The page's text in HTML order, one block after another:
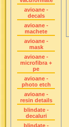
avioane -
decals
avioane -
machete
avioane -
mask
avioane -
microfibra +
pe
avioane -
photo etch
avioane -
resin details
blindate -
decaluri
blindate -